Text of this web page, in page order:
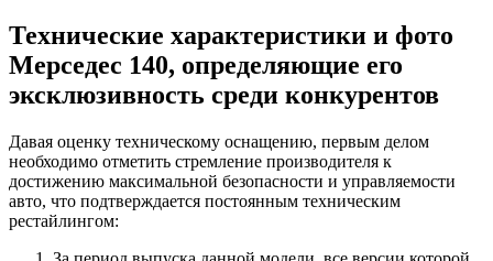
Технические характеристики и фото
Мерседес 140, определяющие его
эксклюзивность среди конкурентов
Давая оценку техническому оснащению, первым делом
необходимо отметить стремление производителя к
достижению максимальной безопасности и управляемости
авто, что подтверждается постоянным техническим
рестайлингом: